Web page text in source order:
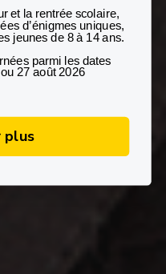
et la rentrée scolaire,
d’énigmes uniques,
jeunes de 8 à 14 ans.
parmi les dates
27 août 2026
plus